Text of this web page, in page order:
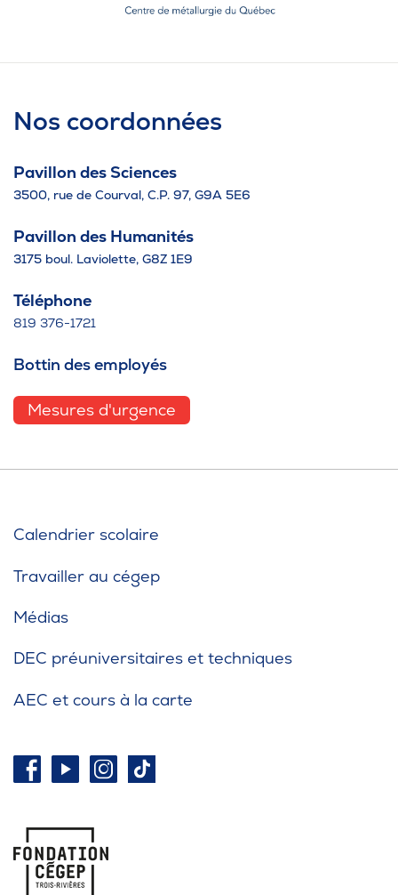
Nos coordonnées
Pavillon des Sciences
3500, rue de Courval, C.P. 97, G9A 5E6
Pavillon des Humanités
3175 boul. Laviolette, G8Z 1E9
Téléphone
819 376-1721
Bottin des employés
Mesures d'urgence
Calendrier scolaire
Travailler au cégep
Médias
DEC préuniversitaires et techniques
AEC et cours à la carte